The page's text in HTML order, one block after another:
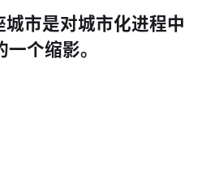
城市是对城市化进程中
个缩影。